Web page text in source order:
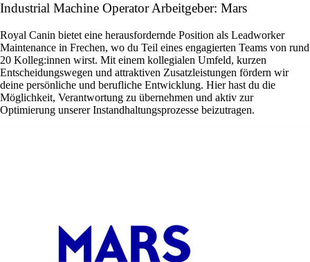
Industrial Machine Operator Arbeitgeber: Mars
Royal Canin bietet eine herausfordernde Position als Leadworker
Maintenance in Frechen, wo du Teil eines engagierten Teams von rund
20 Kolleg:innen wirst. Mit einem kollegialen Umfeld, kurzen
Entscheidungswegen und attraktiven Zusatzleistungen fördern wir
deine persönliche und berufliche Entwicklung. Hier hast du die
Möglichkeit, Verantwortung zu übernehmen und aktiv zur
Optimierung unserer Instandhaltungsprozesse beizutragen.